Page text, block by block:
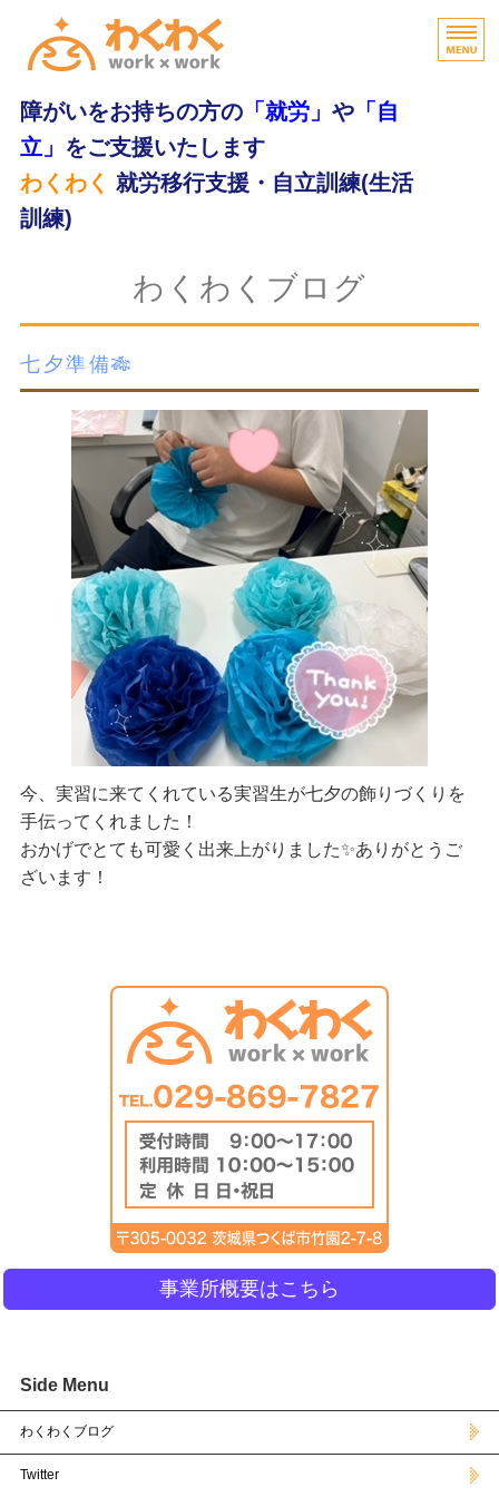
障がいをお持ちの方の「就労」 や「自
立」 をご支援いたします
わくわく 就労移行支援・自立訓練(生活
訓練)
わくわくの特長
支援内容
ご利用の流れ
無料体験・お問合せ
わくわくブログ
七夕準備🎋
今、実習に来てくれている実習生が七夕の飾りづくりを
手伝ってくれました！
おかげでとても可愛く出来上がりました✨ありがとうご
ざいます！
事業所概要はこちら
Side Menu
わくわくブログ
Twitter